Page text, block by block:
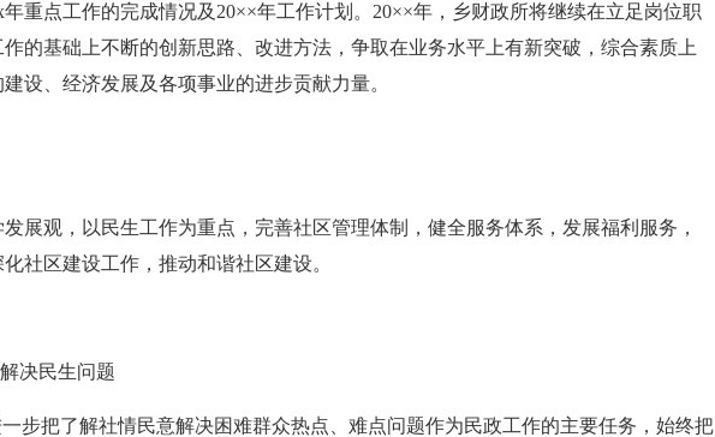
年重点工作的完成情况及20××年工作计划。20××年，乡财政所将继续在立足岗位职
的基础上不断的创新思路、改进方法，争取在业务水平上有新突破，综合素质上
设、经济发展及各项事业的进步贡献力量。
展观，以民生工作为重点，完善社区管理体制，健全服务体系，发展福利服务，
社区建设工作，推动和谐社区建设。
决民生问题
步把了解社情民意解决困难群众热点、难点问题作为民政工作的主要任务，始终把